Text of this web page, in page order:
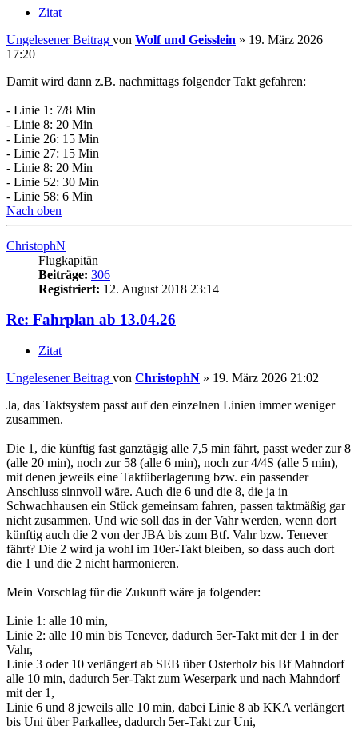
Zitat
Ungelesener Beitrag von Wolf und Geisslein » 19. März 2026
17:20
Damit wird dann z.B. nachmittags folgender Takt gefahren:
- Linie 1: 7/8 Min
- Linie 8: 20 Min
- Linie 26: 15 Min
- Linie 27: 15 Min
- Linie 8: 20 Min
- Linie 52: 30 Min
- Linie 58: 6 Min
Nach oben
ChristophN
Flugkapitän
Beiträge: 306
Registriert: 12. August 2018 23:14
Re: Fahrplan ab 13.04.26
Zitat
Ungelesener Beitrag von ChristophN » 19. März 2026 21:02
Ja, das Taktsystem passt auf den einzelnen Linien immer weniger
zusammen.
Die 1, die künftig fast ganztägig alle 7,5 min fährt, passt weder zur 8
(alle 20 min), noch zur 58 (alle 6 min), noch zur 4/4S (alle 5 min),
mit denen jeweils eine Taktüberlagerung bzw. ein passender
Anschluss sinnvoll wäre. Auch die 6 und die 8, die ja in
Schwachhausen ein Stück gemeinsam fahren, passen taktmäßig gar
nicht zusammen. Und wie soll das in der Vahr werden, wenn dort
künftig auch die 2 von der JBA bis zum Btf. Vahr bzw. Tenever
fährt? Die 2 wird ja wohl im 10er-Takt bleiben, so dass auch dort
die 1 und die 2 nicht harmonieren.
Mein Vorschlag für die Zukunft wäre ja folgender:
Linie 1: alle 10 min,
Linie 2: alle 10 min bis Tenever, dadurch 5er-Takt mit der 1 in der
Vahr,
Linie 3 oder 10 verlängert ab SEB über Osterholz bis Bf Mahndorf
alle 10 min, dadurch 5er-Takt zum Weserpark und nach Mahndorf
mit der 1,
Linie 6 und 8 jeweils alle 10 min, dabei Linie 8 ab KKA verlängert
bis Uni über Parkallee, dadurch 5er-Takt zur Uni,